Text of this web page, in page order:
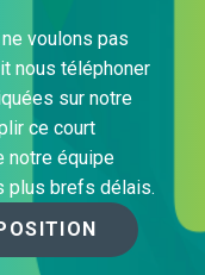
voulons pas
nous téléphoner
sur notre
ce court
notre équipe
plus brefs délais.